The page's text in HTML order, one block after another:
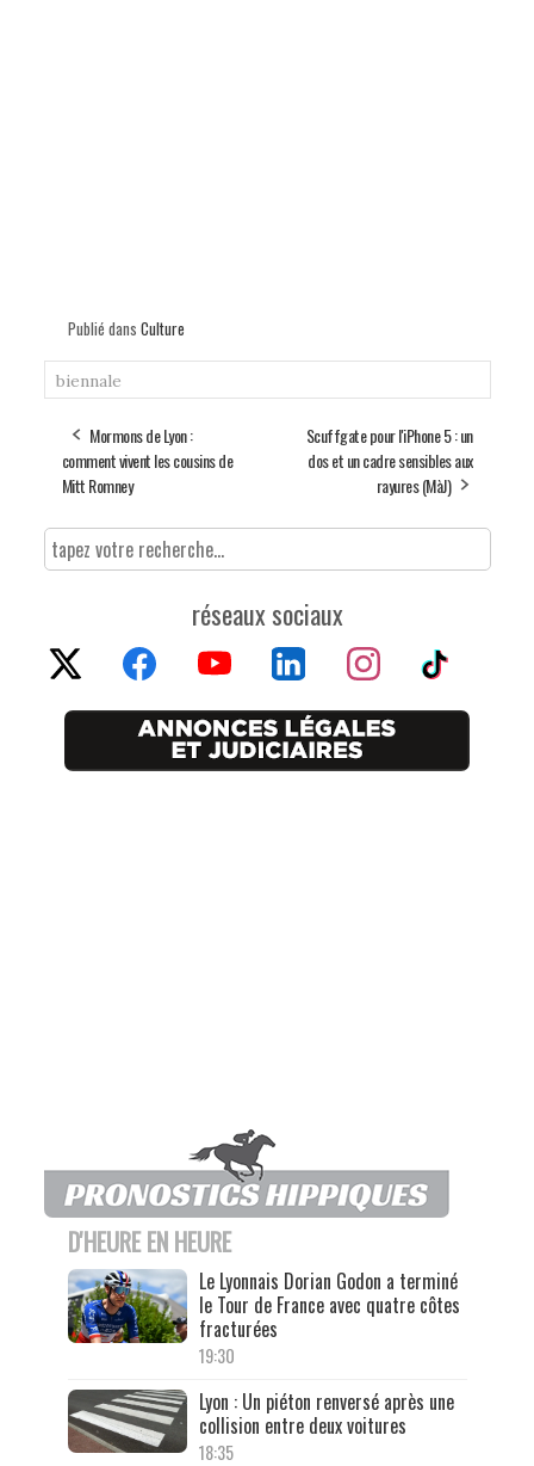
Publié dans Culture
biennale
Mormons de Lyon :
comment vivent les cousins de
Mitt Romney
Scuffgate pour l'iPhone 5 : un
dos et un cadre sensibles aux
rayures (MàJ)
réseaux sociaux
D'HEURE EN HEURE
Le Lyonnais Dorian Godon a terminé
le Tour de France avec quatre côtes
fracturées
19:30
Lyon : Un piéton renversé après une
collision entre deux voitures
18:35